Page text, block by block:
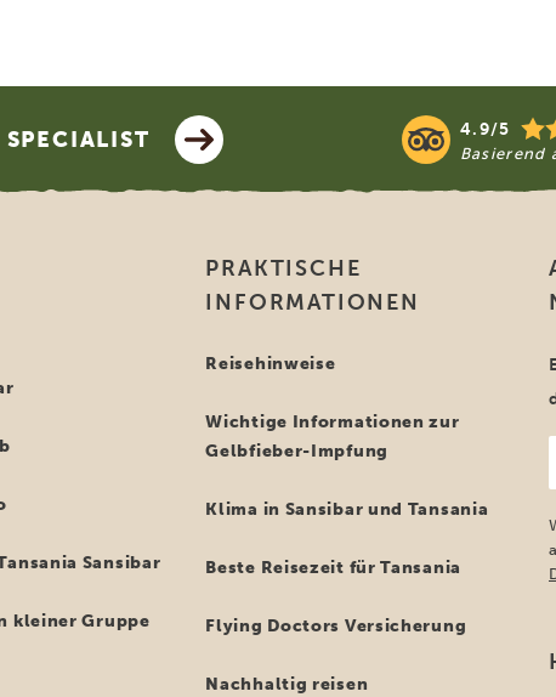
4.9/5
Basierend
Sansibar
kleiner Gruppe
PRAKTISCHE
INFORMATIONEN
Reisehinweise
Wichtige Informationen zur
Gelbfieber-Impfung
Klima in Sansibar und Tansania
Beste Reisezeit für Tansania
Flying Doctors Versicherung
Nachhaltig reisen